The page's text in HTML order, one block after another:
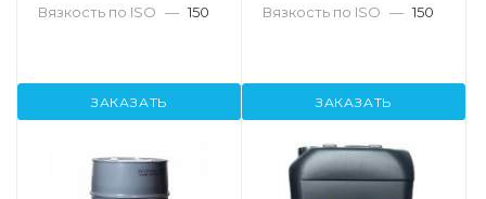
Вязкость по ISO — 150
ЗАКАЗАТЬ
Вязкость по ISO — 150
ЗАКАЗАТЬ